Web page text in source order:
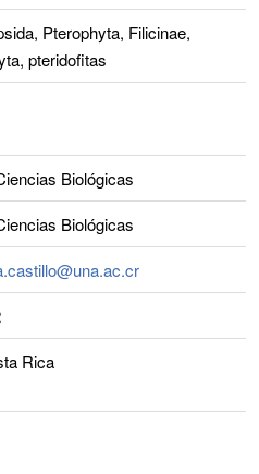
Pterophyta, Filicinae,
pteridofitas
Biológicas
Biológicas
Rica